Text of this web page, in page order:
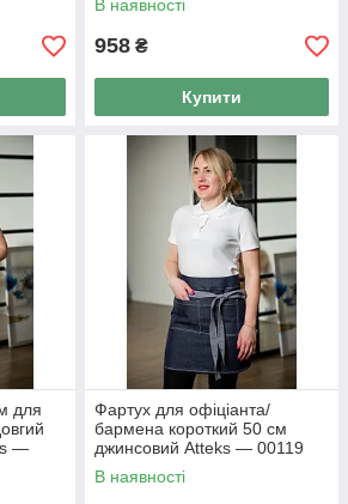
В наявності
958 ₴
Купити
для
—
Фартух для офіціанта/
бармена короткий 50 см
джинсовий Atteks — 00119
В наявності